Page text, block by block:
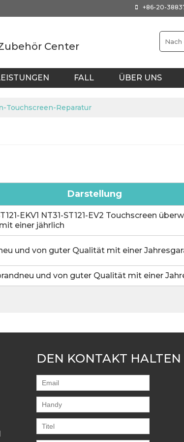
+86-20-
Center
FALL ÜBER UNS
Touchscreen-Reparatur
Darstellung
EKV1 NT31-ST121-EV2 Touchscreen
einer jährlich
und von guter Qualität mit einer
und von guter Qualität mit einer
DEN KONTAKT HALTEN